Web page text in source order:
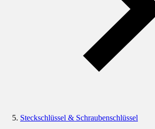
Steckschlüssel & Schraubenschlüssel